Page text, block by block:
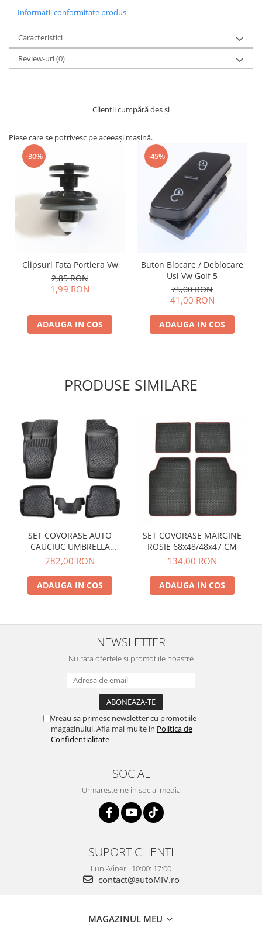
Informatii conformitate produs
Caracteristici
Review-uri(0)
Clienții cumpără des și
Piese care se potrivesc pe aceeași mașină.
-30%
Clipsuri Fata Portiera Vw
2,85 RON
1,99 RON
ADAUGA IN COS
-45%
Buton Blocare / Deblocare
Usi Vw Golf 5
75,00 RON
41,00 RON
ADAUGA IN COS
PRODUSE SIMILARE
SET COVORASE AUTO
CAUCIUC UMBRELLA
PENTRU VW POLO V (6R / 6C
/ 61) 2009-2017
282,00 RON
ADAUGA IN COS
SET COVORASE MARGINE
ROSIE 68x48/48x47 CM
134,00 RON
ADAUGA IN COS
NEWSLETTER
Nu rata ofertele si promotiile noastre
Vreau sa primesc newsletter cu promotiile
magazinului. Afla mai multe in Politica de
Confidentialitate
SOCIAL
Urmareste-ne in social media
SUPORT CLIENTI
Luni-Vineri: 10:00: 17:00
contact@autoMIV.ro
MAGAZINUL MEU